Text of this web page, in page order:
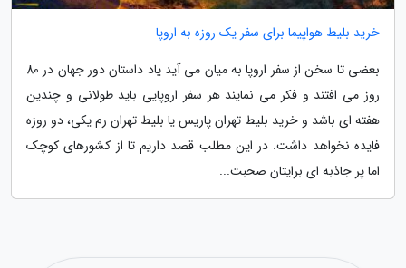
خرید بلیط هواپیما برای سفر یک روزه به اروپا
بعضی تا سخن از سفر اروپا به میان می آید یاد داستان دور جهان در 80
روز می افتند و فکر می نمایند هر سفر اروپایی باید طولانی و چندین
هفته ای باشد و خرید بلیط تهران پاریس یا بلیط تهران رم یکی، دو روزه
فایده نخواهد داشت. در این مطلب قصد داریم تا از کشورهای کوچک
اما پر جاذبه ای برایتان صحبت...